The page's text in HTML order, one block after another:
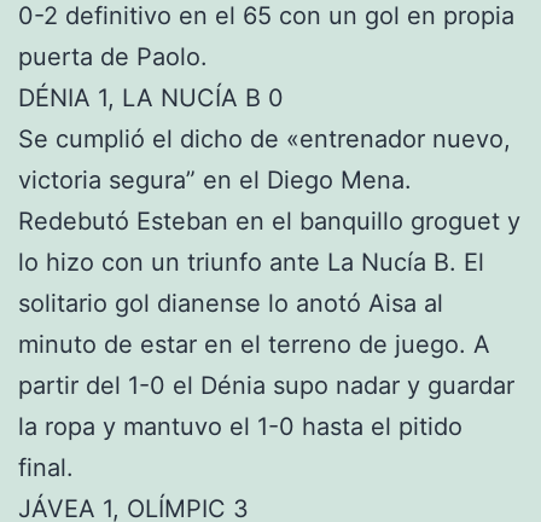
0-2 definitivo en el 65 con un gol en propia
puerta de Paolo.
DÉNIA 1, LA NUCÍA B 0
Se cumplió el dicho de «entrenador nuevo,
victoria segura” en el Diego Mena.
Redebutó Esteban en el banquillo groguet y
lo hizo con un triunfo ante La Nucía B. El
solitario gol dianense lo anotó Aisa al
minuto de estar en el terreno de juego. A
partir del 1-0 el Dénia supo nadar y guardar
la ropa y mantuvo el 1-0 hasta el pitido
final.
JÁVEA 1, OLÍMPIC 3